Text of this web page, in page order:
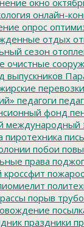
онлайн-
опрос
отдых
сезон
очистные
выпускников
перевозки
педагоги
фонд
международный
пиротехника
побои
права поджог
порыв
праздники